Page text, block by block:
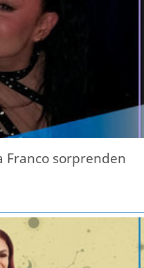
Franco sorprenden